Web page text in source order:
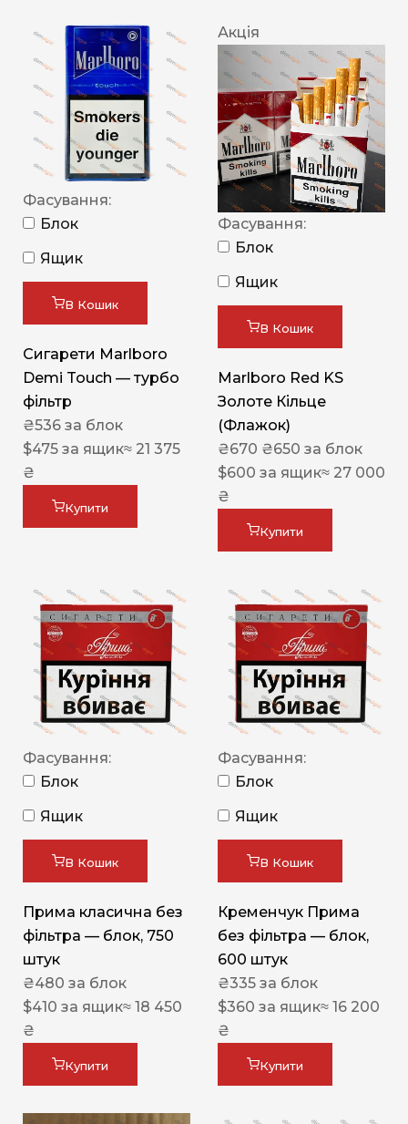
Фасування:
Блок
Ящик
В Кошик
Сигарети Marlboro
Demi Touch — турбо
фільтр
₴536 за блок
$475 за ящик≈ 21 375
₴
Купити
Акція
Фасування:
Блок
Ящик
В Кошик
Marlboro Red KS
Золоте Кільце
(Флажок)
₴670 ₴650 за блок
$600 за ящик≈ 27 000
₴
Купити
Фасування:
Блок
Ящик
В Кошик
Прима класична без
фільтра — блок, 750
штук
₴480 за блок
$410 за ящик≈ 18 450
₴
Купити
Фасування:
Блок
Ящик
В Кошик
Кременчук Прима
без фільтра — блок,
600 штук
₴335 за блок
$360 за ящик≈ 16 200
₴
Купити